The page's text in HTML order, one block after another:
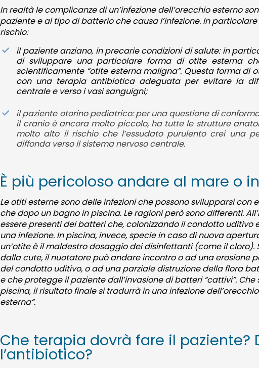
In realtà le complicanze di un’infezione dell’orecchio esterno
paziente e al tipo di batterio che causa l’infezione. In
rischio:
il paziente anziano, in precarie condizioni di salute: in
di sviluppare una particolare forma di otite esterna
scientificamente “otite esterna maligna”. Questa forma di
con una terapia antibiotica adeguata per evitare la
centrale e verso i vasi sanguigni;
il paziente otorino pediatrico: per una questione di
il cranio è ancora molto piccolo, ha tutte le strutture
molto alto il rischio che l’essudato purulento crei una
diffonda verso il sistema nervoso centrale.
È più pericoloso andare al mare o
Le otiti esterne sono delle infezioni che possono svilupparsi
che dopo un bagno in piscina. Le ragioni però sono differenti.
essere presenti dei batteri che, colonizzando il condotto uditivo
una infezione. In piscina, invece, specie in caso di nuova
un’otite è il maldestro dosaggio dei disinfettanti (come il
dalla cute, il nuotatore può andare incontro o ad una erosione
del condotto uditivo, o ad una parziale distruzione della flora
e che protegge il paziente dall’invasione di batteri “cattivi”.
piscina, il risultato finale si tradurrà in una infezione
esterna”.
Che terapia dovrà fare il paziente?
l’antibiotico?